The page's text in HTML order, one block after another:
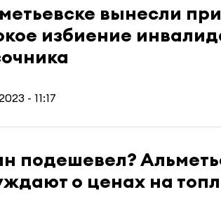
вынесли
избиение
- 11:17
подешевел?
о ценах на